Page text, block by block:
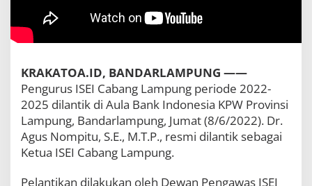
p
r
o
d
e
2
0
2
2
0
KRAKATOA.ID, BANDARLAMPUNG ——
Pengurus ISEI Cabang Lampung periode 2022-
2025 dilantik di Aula Bank Indonesia KPW Provinsi
Lampung, Bandarlampung, Jumat (8/6/2022). Dr.
Agus Nompitu, S.E., M.T.P., resmi dilantik sebagai
Ketua ISEI Cabang Lampung.
Pelantikan dilakukan oleh Dewan Pengawas ISEI